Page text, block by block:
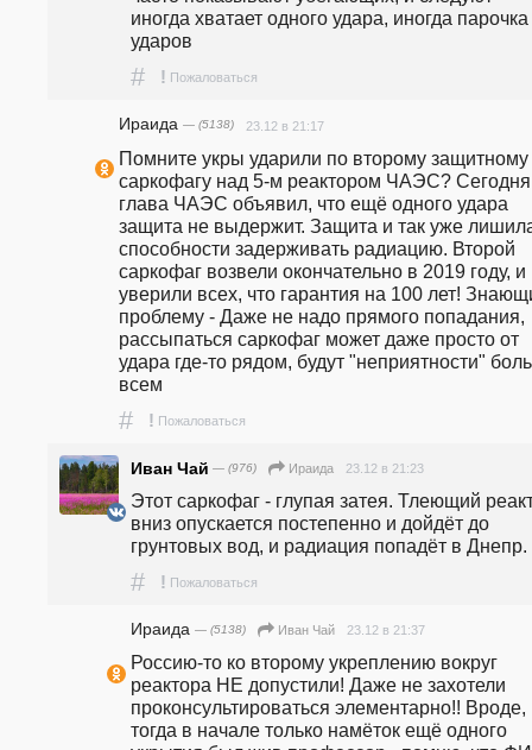
иногда хватает одного удара, иногда парочка
ударов
# ! Пожаловаться
Ираида — (5138) 23.12 в 21:17
Помните укры ударили по второму защитному
саркофагу над 5-м реактором ЧАЭС? Сегодня
глава ЧАЭС объявил, что ещё одного удара
защита не выдержит. Защита и так уже
способности задерживать радиацию. Второй
саркофаг возвели окончательно в 2019 году, и
уверили всех, что гарантия на 100 лет!
проблему - Даже не надо прямого попадания,
рассыпаться саркофаг может даже просто от
удара где-то рядом, будут "неприятности"
всем
# ! Пожаловаться
Иван Чай — (976) Ираида 23.12 в 21:23
Этот саркофаг - глупая затея. Тлеющий
вниз опускается постепенно и дойдёт до
грунтовых вод, и радиация попадёт в Днепр.
# ! Пожаловаться
Ираида — (5138) Иван Чай 23.12 в 21:37
Россию-то ко второму укреплению вокруг
реактора НЕ допустили! Даже не захотели
проконсультироваться элементарно!! Вроде,
тогда в начале только намёток ещё одного